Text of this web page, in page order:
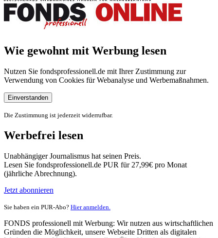
Wie gewohnt mit Werbung lesen
Nutzen Sie fondsprofessionell.de mit Ihrer Zustimmung zur
Verwendung von Cookies für Webanalyse und Werbemaßnahmen.
Einverstanden
Die Zustimmung ist jederzeit widerrufbar.
Werbefrei lesen
Unabhängiger Journalismus hat seinen Preis.
Lesen Sie fondsprofessionell.de PUR für 27,99€ pro Monat
(jährliche Abrechnung).
Jetzt abonnieren
Sie haben ein PUR-Abo? Hier anmelden.
FONDS professionell mit Werbung: Wir nutzen aus wirtschaftlichen
Gründen die Möglichkeit, unsere Webseite Dritten als digitalen